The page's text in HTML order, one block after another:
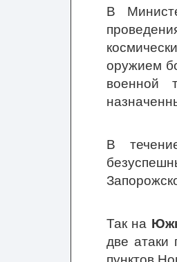
В
оружием
военной
В
Так на
две атаки
пунктов